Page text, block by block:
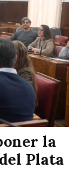
la
Plata